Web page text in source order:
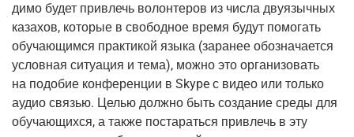
ди­мо будет при­влечь волон­те­ров из чис­ла дву­языч­ных
каза­хов, кото­рые в сво­бод­ное вре­мя будут помо­гать
обу­ча­ю­щим­ся прак­ти­кой язы­ка (зара­нее обо­зна­ча­ет­ся
услов­ная ситу­а­ция и тема), мож­но это орга­ни­зо­вать
на подо­бие кон­фе­рен­ции в Skype с видео или толь­ко
аудио свя­зью. Целью долж­но быть созда­ние сре­ды для
обу­ча­ю­щих­ся, а так­же поста­рать­ся при­влечь в эту